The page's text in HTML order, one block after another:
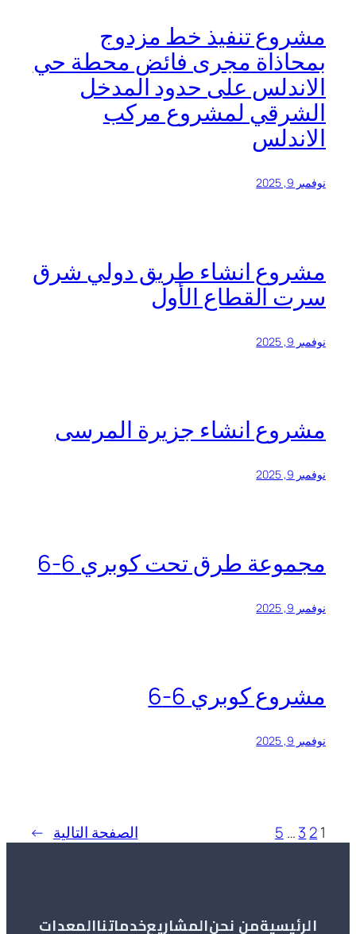
مشروع تنفيذ خط مزدوج
بمحاذاة مجرى فائض محطة حي
الاندلس على حدود المدخل
الشرقي لمشروع مركب
الاندلس
نوفمبر 9, 2025
مشروع انشاء طريق دولي شرق
سرت القطاع الأول
نوفمبر 9, 2025
مشروع انشاء جزيرة المرسى
نوفمبر 9, 2025
مجموعة طرق تحت كوبري 6-6
نوفمبر 9, 2025
مشروع كوبري 6-6
نوفمبر 9, 2025
1
2
3
…
5 الصفحة التالية →
الرئيسيةمن نحنالمشاريعخدماتناالمعدات